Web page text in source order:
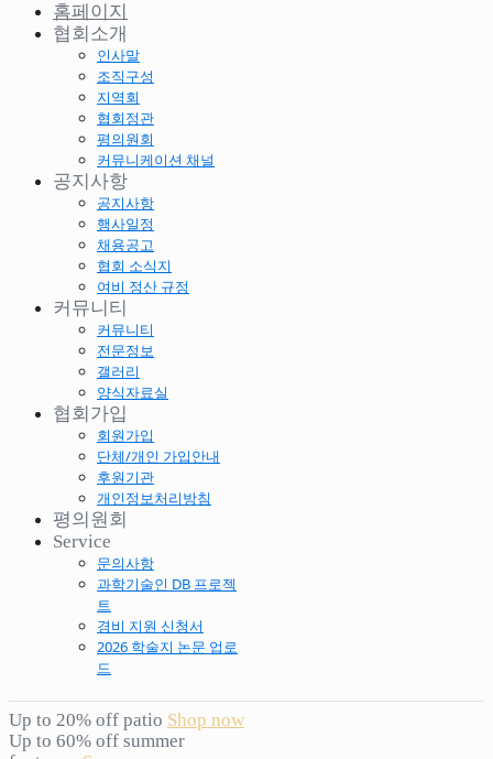
홈페이지
협회소개
인사말
조직구성
지역회
협회정관
평의원회
커뮤니케이션 채널
공지사항
공지사항
행사일정
채용공고
협회 소식지
여비 정산 규정
커뮤니티
커뮤니티
전문정보
갤러리
양식자료실
협회가입
회원가입
단체/개인 가입안내
후원기관
개인정보처리방침
평의원회
Service
문의사항
과학기술인 DB 프로젝
트
경비 지원 신청서
2026 학술지 논문 업로
드
Up to 20% off patio Shop now
Up to 60% off summer